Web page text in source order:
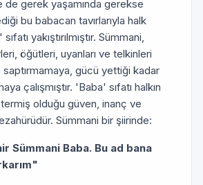
de gerek yaşamında gerekse
bu babacan tavırlarıyla halk
yakıştırılmıştır. Sümmani,
öğütleri, uyanları ve telkinleri
saptırmamaya, gücü yettiği kadar
çalışmıştır. 'Baba' sıfatı halkın
olduğu güven, inanç ve
Sümmani bir şiirinde:
Sümmani Baba. Bu ad bana